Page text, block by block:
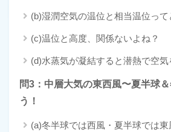
(b)湿潤空気の温位と相当温位って
(c)温位と高度、関係ないよね？
(d)水蒸気が凝結すると潜熱で空気
問3：中層大気の東西風〜夏半球
う！
(a)冬半球では西風・夏半球では